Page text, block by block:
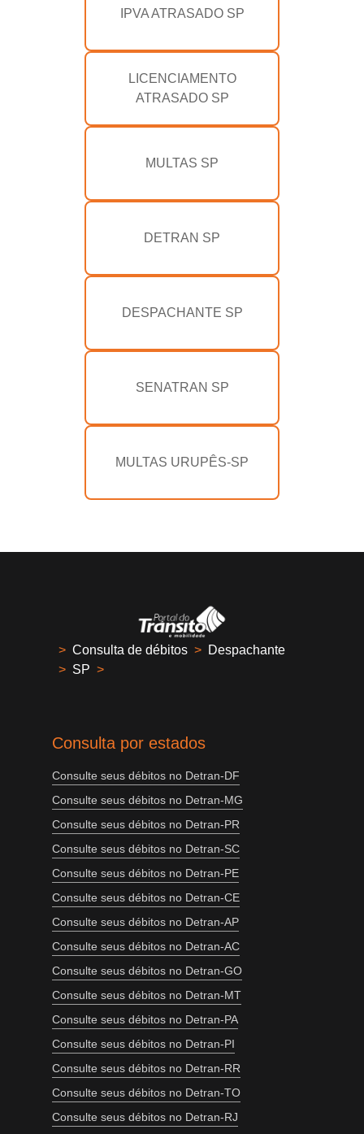
IPVA ATRASADO SP
LICENCIAMENTO
ATRASADO SP
MULTAS SP
DETRAN SP
DESPACHANTE SP
SENATRAN SP
MULTAS URUPÊS-SP
> Consulta de débitos > Despachante
> SP >
Consulta por estados
Consulte seus débitos no Detran-DF
Consulte seus débitos no Detran-MG
Consulte seus débitos no Detran-PR
Consulte seus débitos no Detran-SC
Consulte seus débitos no Detran-PE
Consulte seus débitos no Detran-CE
Consulte seus débitos no Detran-AP
Consulte seus débitos no Detran-AC
Consulte seus débitos no Detran-GO
Consulte seus débitos no Detran-MT
Consulte seus débitos no Detran-PA
Consulte seus débitos no Detran-PI
Consulte seus débitos no Detran-RR
Consulte seus débitos no Detran-TO
Consulte seus débitos no Detran-RJ